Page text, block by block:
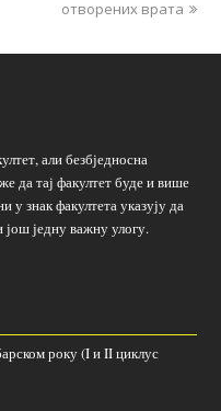
отворених врата
али безбједносна
да тај факултет буде и више
знак факултета указују да
још једну важну улогу.
року (I и II циклус